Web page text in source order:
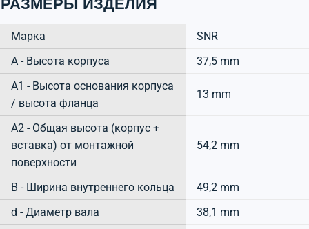
Марка
SNR
А - Высота корпуса
37,5 mm
A1 - Высота основания корпуса
/ высота фланца
13 mm
A2 - Общая высота (корпус +
вставка) от монтажной
поверхности
54,2 mm
B - Ширина внутреннего кольца
49,2 mm
d - Диаметр вала
38,1 mm